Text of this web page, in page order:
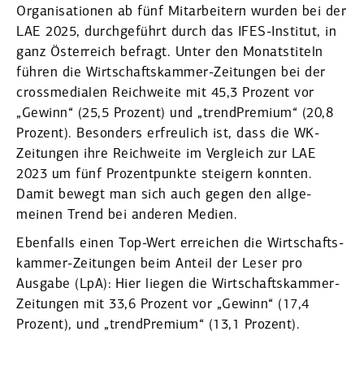
Organi­sa­tionen ab fünf Mitar­beitern wurden bei der
LAE 2025, durch­ge­führt durch das IFES-Institut, in
ganz Öster­reich befragt. Unter den Monats­titeln
führen die Wirtschafts­kammer-Zeitungen bei der
cross­me­dialen Reich­weite mit 45,3 Prozent vor
„Gewinn“ (25,5 Prozent) und „trend­Premium“ (20,8
Prozent). Besonders erfreulich ist, dass die WK-
Zeitungen ihre Reich­weite im Vergleich zur LAE
2023 um fünf Prozent­punkte steigern konnten.
Damit bewegt man sich auch gegen den allge­
meinen Trend bei anderen Medien.
Ebenfalls einen Top-Wert erreichen die Wirtschafts­
kammer-Zeitungen beim Anteil der Leser pro
Ausgabe (LpA): Hier liegen die Wirtschafts­kammer-
Zeitungen mit 33,6 Prozent vor „Gewinn“ (17,4
Prozent), und „trend­Premium“ (13,1 Prozent).